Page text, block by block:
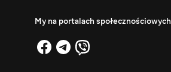
My na portalach społecznościowych